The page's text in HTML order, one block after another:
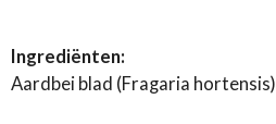
Ingrediënten:
Aardbei blad (Fragaria hortensis)